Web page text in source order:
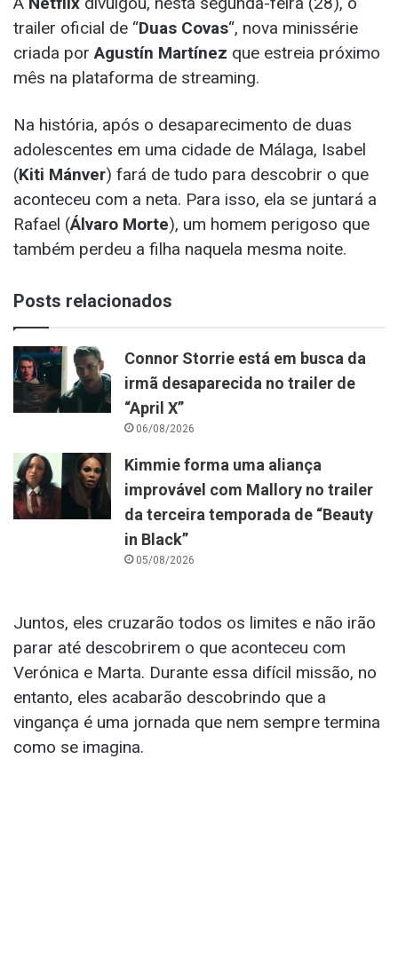
trailer oficial de “Duas Covas“, nova minissérie
criada porAgustín Martínez que estreia próximo
mês na plataforma de streaming.
Na história, após o desaparecimento de duas
adolescentes em uma cidade de Málaga, Isabel
(Kiti Mánver) fará de tudo para descobrir o que
aconteceu com a neta. Para isso, ela se juntará a
Rafael (Álvaro Morte), um homem perigoso que
também perdeu a filha naquela mesma noite.
Posts relacionados
Connor Storrie está em busca da
irmã desaparecida no trailer de
“April X”
06/08/2026
Kimmie forma uma aliança
improvável com Mallory no trailer
da terceira temporada de “Beauty
in Black”
05/08/2026
Juntos, eles cruzarão todos os limites e não irão
parar até descobrirem o que aconteceu com
Verónica e Marta. Durante essa difícil missão, no
entanto, eles acabarão descobrindo que a
vingança é uma jornada que nem sempre termina
como se imagina.